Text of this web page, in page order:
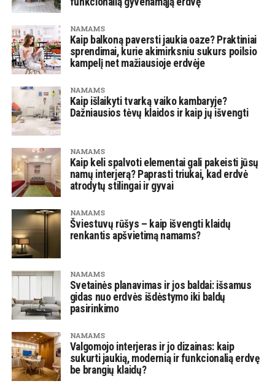
NAMAMS
Kaip balkoną paversti jaukia oaze? Praktiniai
sprendimai, kurie akimirksniu sukurs poilsio
kampelį net mažiausioje erdvėje
NAMAMS
Kaip išlaikyti tvarką vaiko kambaryje?
Dažniausios tėvų klaidos ir kaip jų išvengti
NAMAMS
Kaip keli spalvoti elementai gali pakeisti jūsų
namų interjerą? Paprasti triukai, kad erdvė
atrodytų stilingai ir gyvai
NAMAMS
Šviestuvų rūšys – kaip išvengti klaidų
renkantis apšvietimą namams?
NAMAMS
Svetainės planavimas ir jos baldai: išsamus
gidas nuo erdvės išdėstymo iki baldų
pasirinkimo
NAMAMS
Valgomojo interjeras ir jo dizainas: kaip
sukurti jaukią, modernią ir funkcionalią erdvę
be brangių klaidų?